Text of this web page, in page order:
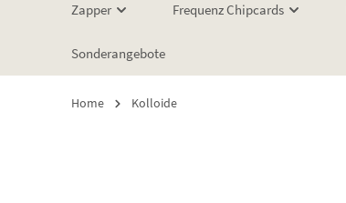
Zapper Frequenz Chipcards
Sonderangebote
Home Kolloide